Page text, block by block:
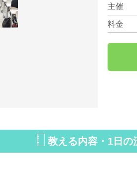
主催
料金
教える内容・1日